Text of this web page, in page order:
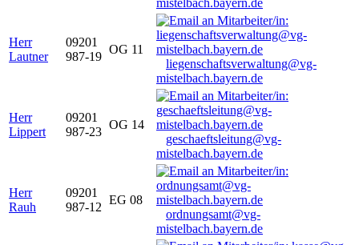
Herr
Lautner
09201
987-19
OG 11
liegenschaftsverwaltung@vg-
mistelbach.bayern.de
Herr
Lippert
09201
987-23
OG 14
geschaeftsleitung@vg-
mistelbach.bayern.de
Herr
Rauh
09201
987-12
EG 08
ordnungsamt@vg-
mistelbach.bayern.de